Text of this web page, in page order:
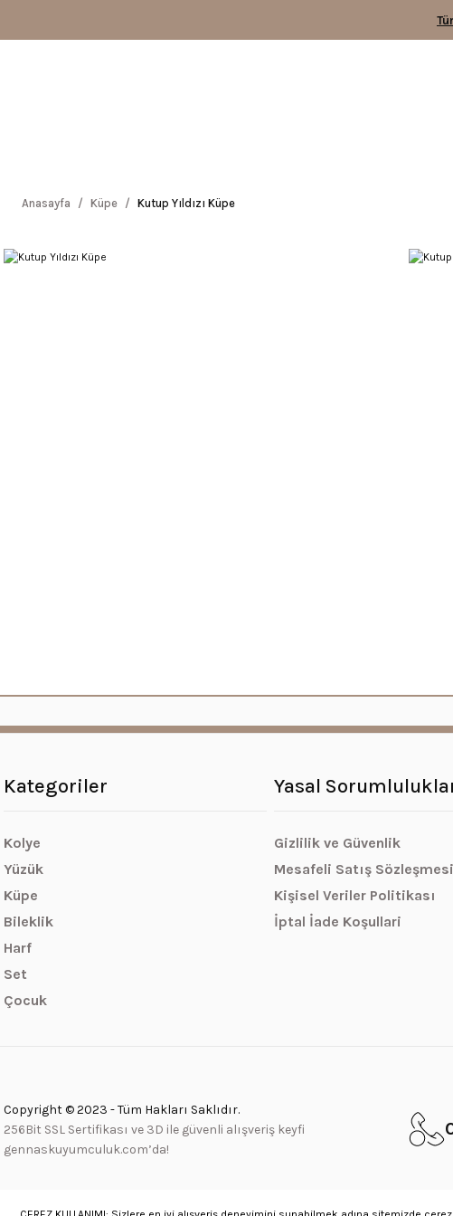
Anasayfa Küpe Kutup Yıldızı Küpe
Kategoriler
Kolye
Yüzük
Küpe
Bileklik
Harf
Set
Çocuk
Yasal
Gizlilik ve Güvenlik
Mesafeli Satış Sözleşmesi
Kişisel Veriler Politikası
İptal İade Koşullari
Copyright © 2023 - Tüm Hakları Saklıdır.
256Bit SSL Sertifikası ve 3D ile güvenli alışveriş keyfi
gennaskuyumculuk.com’da!